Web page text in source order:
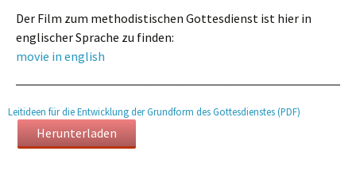
Der Film zum methodistischen Gottesdienst ist hier in
englischer Sprache zu finden:
movie in english
Leitideen für die Entwicklung der Grundform des Gottesdienstes (PDF)
Herunterladen